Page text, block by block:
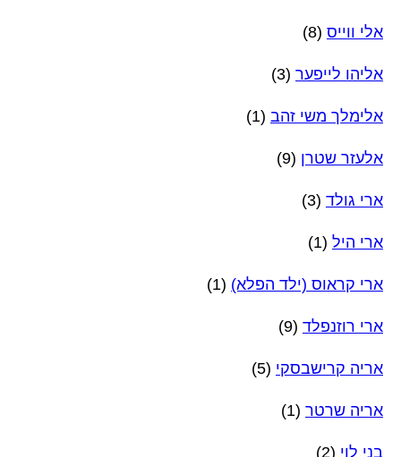
אלי ווייס (8)
אליהו לייפער (3)
אלימלך משי זהב (1)
אלעזר שטרן (9)
ארי גולד (3)
ארי היל (1)
ארי קראוס (ילד הפלא) (1)
ארי רוזנפלד (9)
אריה קרישבסקי (5)
אריה שרטר (1)
בני לוי (2)